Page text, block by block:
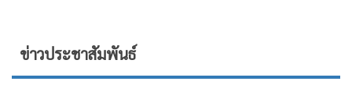
ข่าวประชาสัมพันธ์